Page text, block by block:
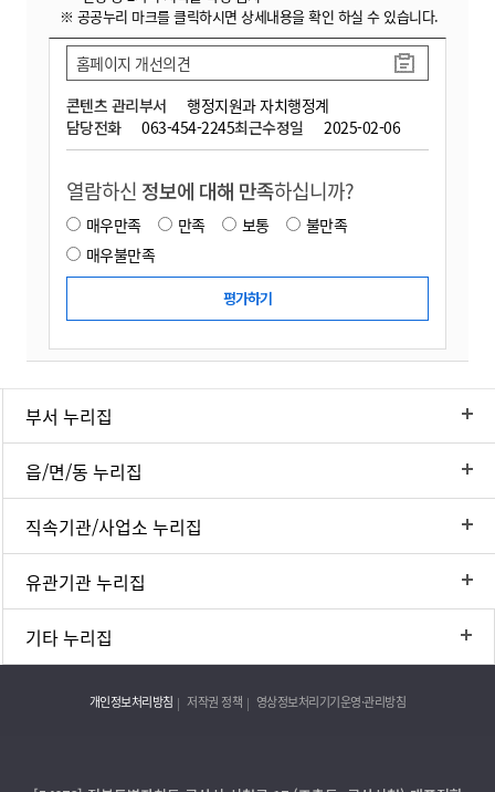
※ 공공누리 마크를 클릭하시면 상세내용을 확인 하실 수 있습니다.
콘텐츠 관리부서
행정지원과 자치행정계
담당전화
063-454-2245최근수정일 2025-02-06
홈페이지 개선의견
열람하신 정보에 대해 만족하십니까?
매우만족 만족 보통
불만족
매우불만족
부서 누리집
읍/면/동 누리집
직속기관/사업소 누리집
유관기관 누리집
기타 누리집
개인정보처리방침 저작권 정책 영상정보처리기기운영·관리방침